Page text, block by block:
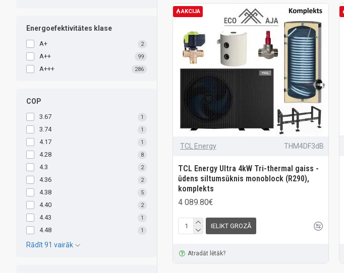
Energoefektivitātes klase
A+ 2
A++ 99
A+++ 286
COP
3.67 1
3.74 1
4.17 1
4.28 8
4.3 2
4.36 2
4.38 5
4.40 2
4.43 1
4.48 1
Rādīt 91 vairāk
AKCIJA
TCL Energy THM4DF3dB
TCL Energy Ultra 4kW Tri-thermal gaiss -
ūdens siltumsūknis monoblock (R290),
komplekts
4 089.80€
IELIKT GROZĀ
Atradāt lētāk?